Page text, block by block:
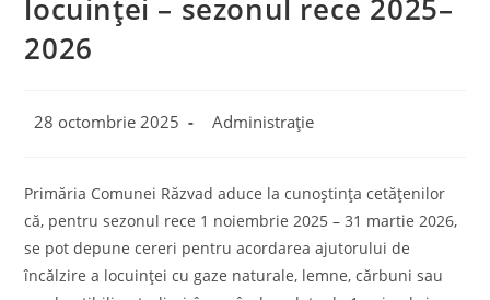
locuinței – sezonul rece 2025–
2026
Post
28 octombrie 2025
Post
Administrație
Primăria Comunei Răzvad aduce la cunoștința cetățenilor
că, pentru sezonul rece 1 noiembrie 2025 – 31 martie 2026,
se pot depune cereri pentru acordarea ajutorului de
încălzire a locuinței cu gaze naturale, lemne, cărbuni sau